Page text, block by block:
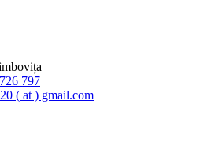
797Opens
in
( at ) gmail.comOpens